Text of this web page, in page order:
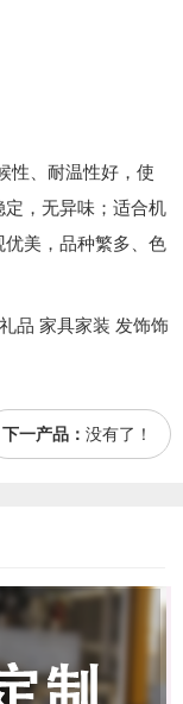
性、耐温性好，使
，无异味；适合机
美，品种繁多、色
品 家具家装 发饰饰
下一产品： 没有了！